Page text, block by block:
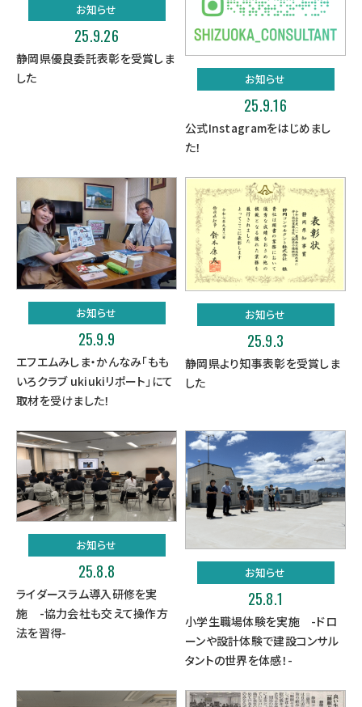
お知らせ
25.9.26
静岡県優良委託表彰を受賞しま
した
お知らせ
25.9.16
公式Instagramをはじめまし
た！
お知らせ
25.9.9
エフエムみしま・かんなみ「もも
いろクラブ ukiukiリポート」にて
取材を受けました！
お知らせ
25.9.3
静岡県より知事表彰を受賞しま
した
お知らせ
25.8.8
ライダースラム導入研修を実
施 -協力会社も交えて操作方
法を習得-
お知らせ
25.8.1
小学生職場体験を実施 -ドロ
ーンや設計体験で建設コンサル
タントの世界を体感！-